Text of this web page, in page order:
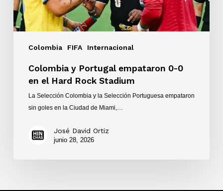
Colombia FIFA Internacional
Rock
Stadium
Colombia y Portugal empataron 0-0
en el Hard Rock Stadium
La Selección Colombia y la Selección Portuguesa empataron
sin goles en la Ciudad de Miami,…
José David Ortiz
junio 28, 2026